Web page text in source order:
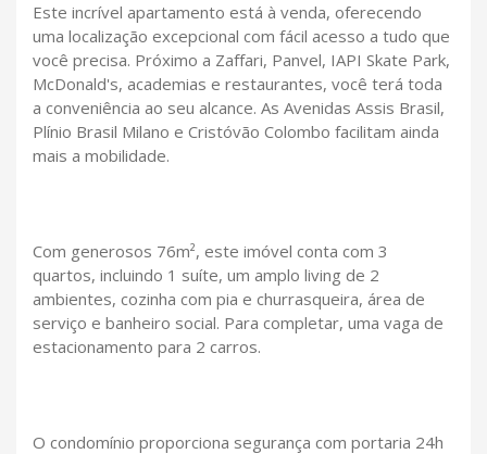
Este incrível apartamento está à venda, oferecendo
uma localização excepcional com fácil acesso a tudo que
você precisa. Próximo a Zaffari, Panvel, IAPI Skate Park,
McDonald's, academias e restaurantes, você terá toda
a conveniência ao seu alcance. As Avenidas Assis Brasil,
Plínio Brasil Milano e Cristóvão Colombo facilitam ainda
mais a mobilidade.
Com generosos 76m², este imóvel conta com 3
quartos, incluindo 1 suíte, um amplo living de 2
ambientes, cozinha com pia e churrasqueira, área de
serviço e banheiro social. Para completar, uma vaga de
estacionamento para 2 carros.
O condomínio proporciona segurança com portaria 24h